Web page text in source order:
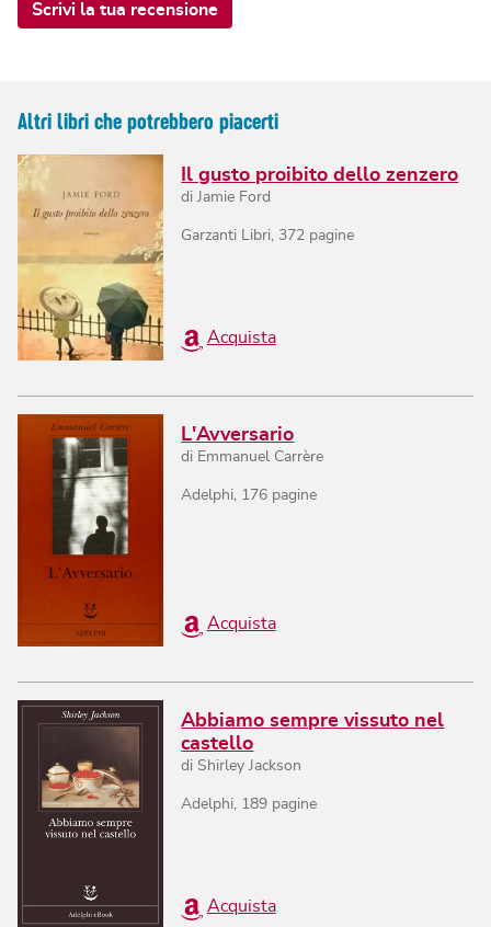
Scrivi la tua recensione
Altri libri che potrebbero piacerti
Il gusto proibito dello zenzero
diJamie Ford
Garzanti Libri, 372 pagine
Acquista
L'Avversario
di Emmanuel Carrère
Adelphi, 176 pagine
Acquista
Abbiamo sempre vissuto nel
castello
di Shirley Jackson
Adelphi, 189 pagine
Acquista